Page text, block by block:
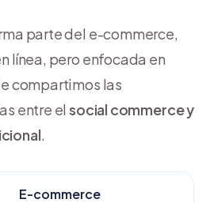
parte del e-commerce,
línea, pero enfocada en
compartimos las
entre elsocial commerce y
.
E-commerce